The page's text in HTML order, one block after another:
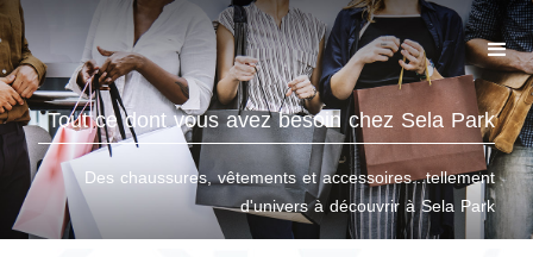
Tout ce dont vous avez besoin chez Sela Park
Des chaussures, vêtements et accessoires...tellement
d'univers à découvrir à Sela Park